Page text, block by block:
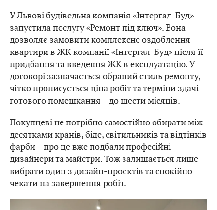
У Львові будівельна компанія «Інтергал-Буд»
запустила послугу «Ремонт під ключ». Вона
дозволяє замовити комплексне оздоблення
квартири в ЖК компанії «Інтергал-Буд» після її
придбання та введення ЖК в експлуатацію. У
договорі зазначається обраний стиль ремонту,
чітко прописується ціна робіт та терміни здачі
готового помешкання – до шести місяців.
Покупцеві не потрібно самостійно обирати між
десятками кранів, біде, світильників та відтінків
фарби – про це вже подбали професійні
дизайнери та майстри. Тож залишається лише
вибрати один з дизайн-проєктів та спокійно
чекати на завершення робіт.